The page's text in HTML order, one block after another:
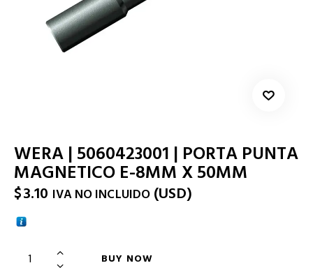
WERA | 5060423001 | PORTA PUNTA
MAGNETICO E-8MM X 50MM
$3.10 IVA NO INCLUIDO (USD)
BUY NOW